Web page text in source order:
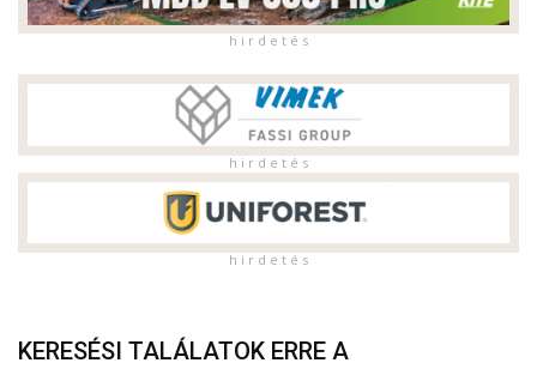
h i r d e t é s
h i r d e t é s
h i r d e t é s
KERESÉSI TALÁLATOK ERRE A